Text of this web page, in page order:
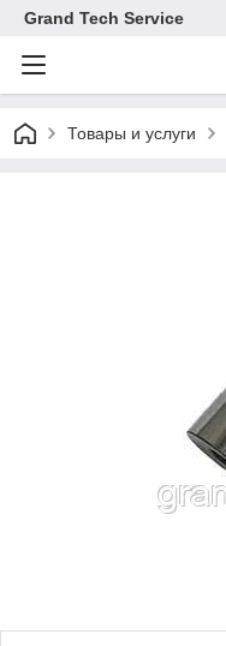
Grand Tech Service
Товары и услуги